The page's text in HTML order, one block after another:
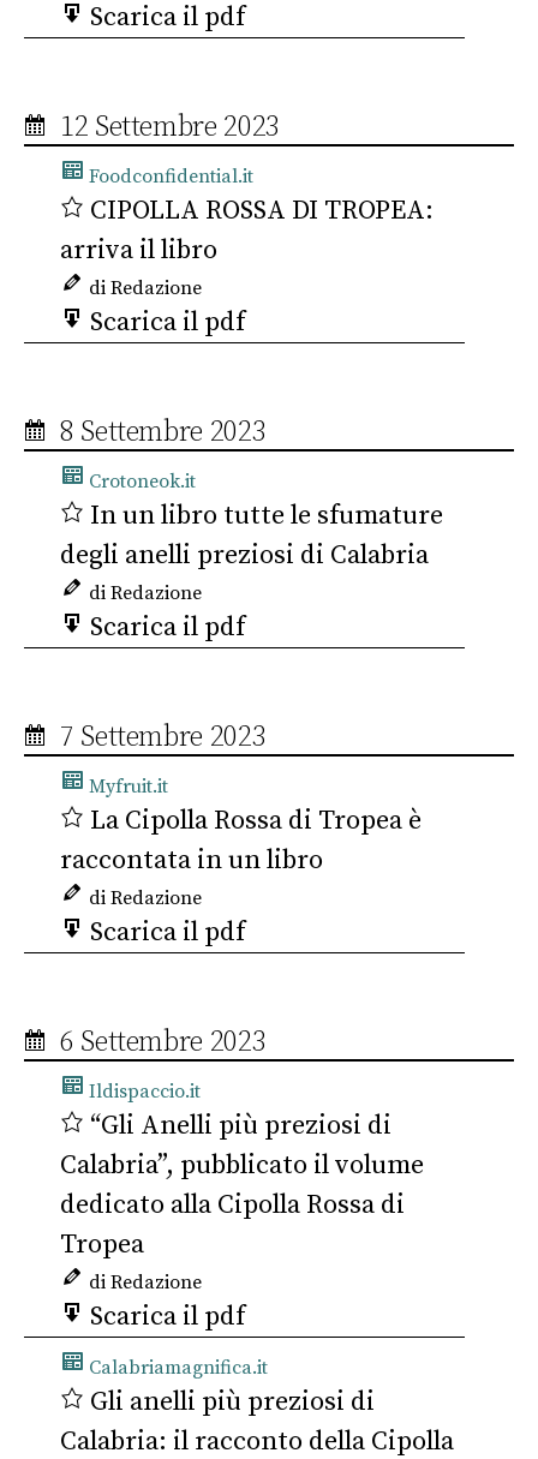
Scarica il pdf
12 Settembre 2023
Foodconfidential.it
CIPOLLA ROSSA DI TROPEA:
arriva il libro
di Redazione
Scarica il pdf
8 Settembre 2023
Crotoneok.it
In un libro tutte le sfumature
degli anelli preziosi di Calabria
di Redazione
Scarica il pdf
7 Settembre 2023
Myfruit.it
La Cipolla Rossa di Tropea è
raccontata in un libro
di Redazione
Scarica il pdf
6 Settembre 2023
Ildispaccio.it
“Gli Anelli più preziosi di
Calabria”, pubblicato il volume
dedicato alla Cipolla Rossa di
Tropea
di Redazione
Scarica il pdf
Calabriamagnifica.it
Gli anelli più preziosi di
Calabria: il racconto della Cipolla